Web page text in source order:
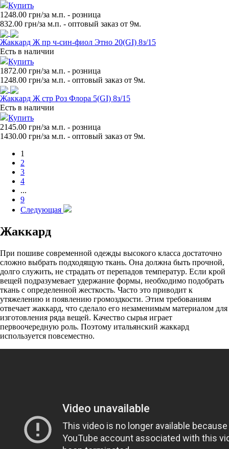
Купить
1248.00 грн/за м.п. - розница
832.00 грн/за м.п. - оптовый заказ от 9м.
Жаккард Ж пр ч-син-фиол Этно 20(GI) 8з/15
Есть в наличии
Купить
1872.00 грн/за м.п. - розница
1248.00 грн/за м.п. - оптовый заказ от 9м.
Жаккард Ж стр Роз Флора 5(GI) 8з/15
Есть в наличии
Купить
2145.00 грн/за м.п. - розница
1430.00 грн/за м.п. - оптовый заказ от 9м.
1
2
3
4
...
9
Следующая
Жаккард
При пошиве современной одежды высокого класса достаточно
сложно выбрать подходящую ткань. Она должна быть прочной,
долго служить, не страдать от перепадов температур. Если крой
вещей подразумевает удержание формы, необходимо подобрать
ткань с определенной жесткость. Часто это приводит к
утяжелению и появлению громоздкости. Этим требованиям
отвечает жаккард, что сделало его незаменимым материалом для
изготовления ряда вещей. Качество сырья играет
первоочередную роль. Поэтому итальянский жаккард
используется повсеместно.